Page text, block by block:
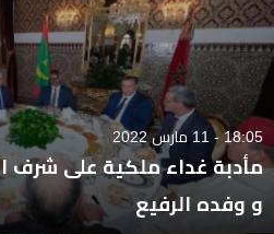
18:05 - 11 مارس 2022
مأدبة غداء ملكية على شرف
و وفده الرفيع